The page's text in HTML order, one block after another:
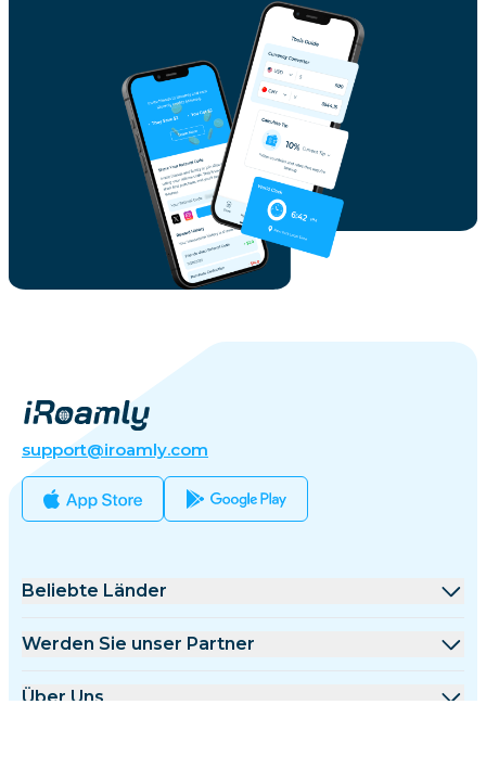
support@iroamly.com
Beliebte Länder
Vereinigte Staaten
Werden Sie unser Partner
Großhandelsplattform
Über Uns